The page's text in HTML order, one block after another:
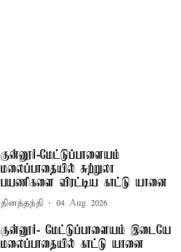
குன்னூர்-மேட்டுப்பாளையம்
மலைப்பாதையில் சுற்றுலா
பயணிகளை விரட்டிய காட்டு யானை
தினத்தந்தி 04 Aug 2026
குன்னூர்- மேட்டுப்பாளையம் இடையே
மலைப்பாதையில் காட்டு யானை